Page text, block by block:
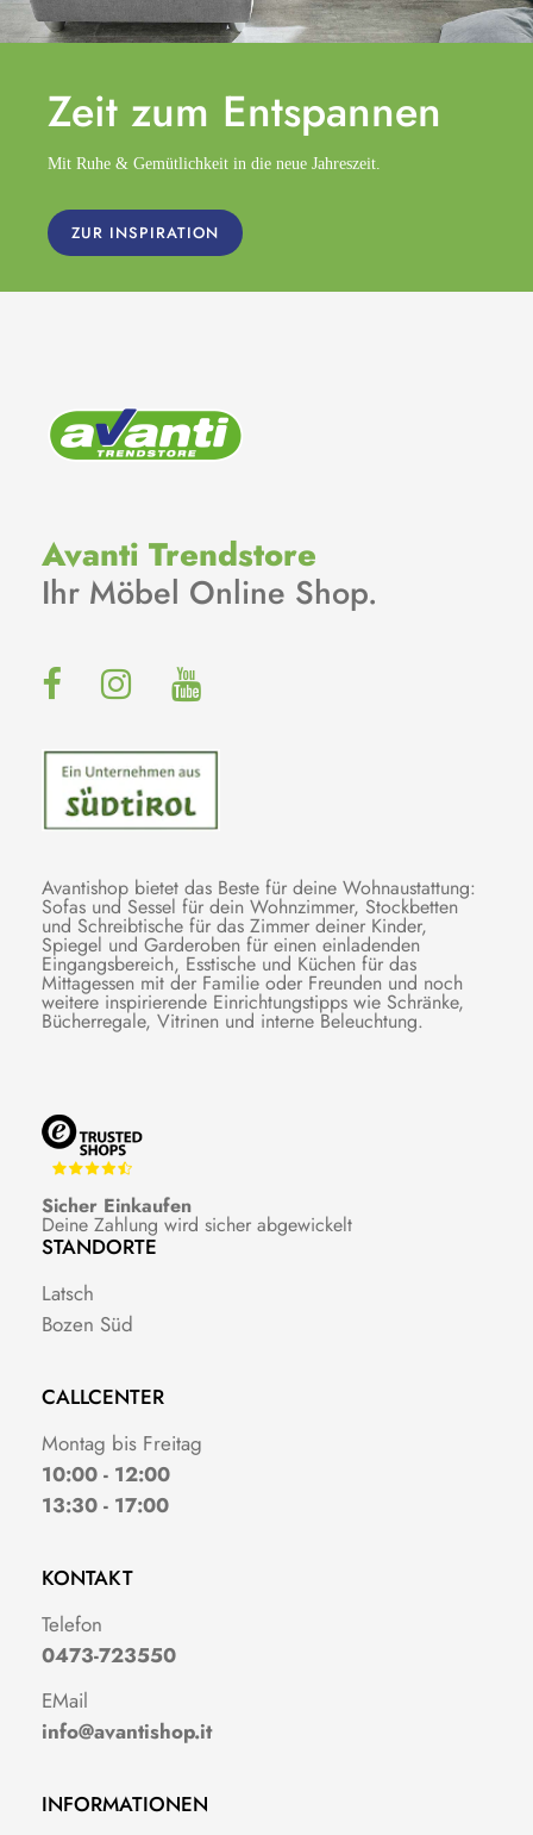
Zeit zum Entspannen
Mit Ruhe & Gemütlichkeit in die neue Jahreszeit.
ZUR INSPIRATION
Avanti Trendstore
Ihr Möbel Online Shop.
Avantishop bietet das Beste für deine Wohnaustattung:
Sofas und Sessel für dein Wohnzimmer, Stockbetten
und Schreibtische für das Zimmer deiner Kinder,
Spiegel und Garderoben für einen einladenden
Eingangsbereich, Esstische und Küchen für das
Mittagessen mit der Familie oder Freunden und noch
weitere inspirierende Einrichtungstipps wie Schränke,
Bücherregale, Vitrinen und interne Beleuchtung.
Sicher Einkaufen
Deine Zahlung wird sicher abgewickelt
STANDORTE
Latsch
Bozen Süd
CALLCENTER
Montag bis Freitag
10:00 - 12:00
13:30 - 17:00
KONTAKT
Telefon
0473-723550
EMail
info@avantishop.it
INFORMATIONEN